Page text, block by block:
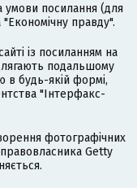
умови посилання (для
правду".
із посиланням на
подальшому
будь-якій формі,
"Інтерфакс-
фотографічних
правовласника Getty